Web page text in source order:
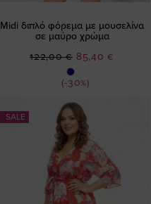
Midi διπλό φόρεμα με μουσελίνα
σε μαύρο χρώμα
(-30%)
Ειδική
85,40 €
122,00 €
SALE